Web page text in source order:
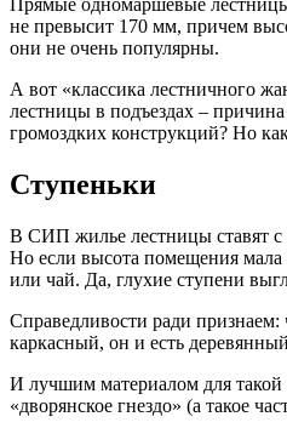
Прямые одномаршевые лестницы
не превысит 170 мм, причем
они не очень популярны.
А вот «классика лестничного
лестницы в подъездах –
громоздких конструкций? Но
Ступеньки
В СИП жилье лестницы ставят с
Но если высота помещения мала
или чай. Да, глухие ступени
Справедливости ради признаем:
каркасный, он и есть
И лучшим материалом для такой
«дворянское гнездо» (а такое